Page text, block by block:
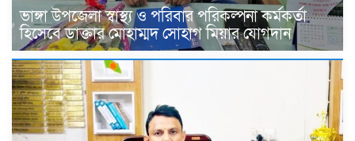
ভাঙ্গা উপজেলা স্বাস্থ্য ও পরিবার পরিকল্পনা কর্মকর্তা
হিসেবে ডাক্তার মোহাম্মদ সোহাগ মিয়ার যোগদান